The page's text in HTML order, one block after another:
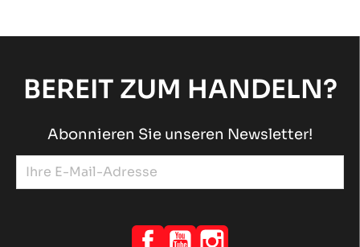
BEREIT ZUM HANDELN?
Abonnieren Sie unseren Newsletter!
Facebook
YouTube